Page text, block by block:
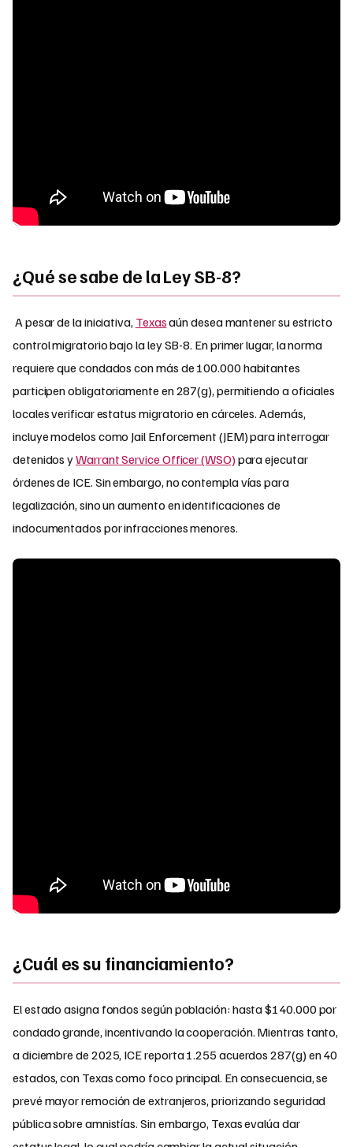
¿Qué se sabe de la Ley SB-8?
A pesar de la iniciativa, Texasaún desea mantener su estricto
control migratorio bajo la ley SB-8. En primer lugar, la norma
requiere que condados con más de 100.000 habitantes
participen obligatoriamente en 287(g), permitiendo a oficiales
locales verificar estatus migratorio en cárceles. Además,
incluye modelos como Jail Enforcement (JEM) para interrogar
detenidos yWarrant Service Officer (WSO)para ejecutar
órdenes de ICE. Sin embargo, no contempla vías para
legalización, sino un aumento en identificaciones de
indocumentados por infracciones menores.
¿Cuál es su financiamiento?
El estado asigna fondos según población: hasta $140.000 por
condado grande, incentivando la cooperación. Mientras tanto,
a diciembre de 2025, ICE reporta 1.255 acuerdos 287(g) en 40
estados, con Texas como foco principal. En consecuencia, se
prevé mayor remoción de extranjeros, priorizando seguridad
pública sobre amnistías. Sin embargo, Texas evalúa dar